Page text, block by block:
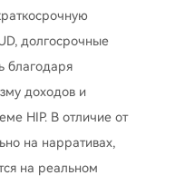
долгосрочные
благодаря
доходов и
HIP. В отличие от
на нарративах,
на реальном